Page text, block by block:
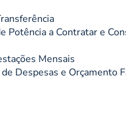
Potência a Contratar e
Mensais
Despesas e Orçamento